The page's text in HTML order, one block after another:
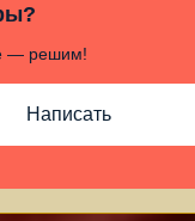
— решим!
Написать